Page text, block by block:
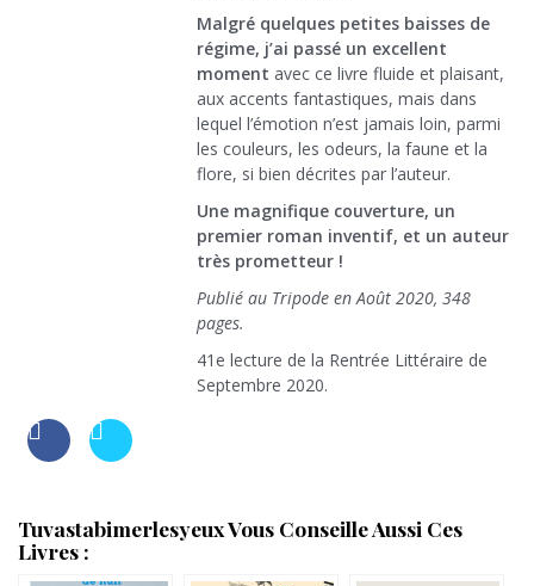
Malgré quelques petites baisses de
régime, j’ai passé un excellent
moment avec ce livre fluide et plaisant,
aux accents fantastiques, mais dans
lequel l’émotion n’est jamais loin, parmi
les couleurs, les odeurs, la faune et la
flore, si bien décrites par l’auteur.
Une magnifique couverture, un
premier roman inventif, et un auteur
très prometteur !
Publié au Tripode en Août 2020, 348
pages.
41e lecture de la Rentrée Littéraire de
Septembre 2020.
Tuvastabimerlesyeux Vous Conseille Aussi Ces
Livres :